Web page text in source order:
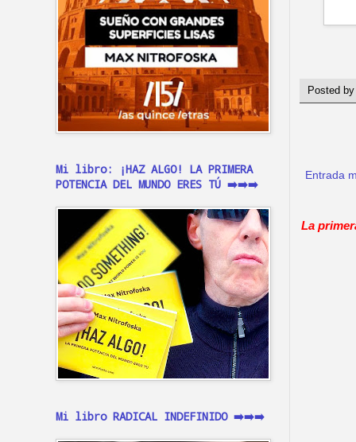
Posted
Entrada
La
Mi libro: ¡HAZ ALGO! LA PRIMERA
POTENCIA DEL MUNDO ERES TÚ ➡️➡️➡️
Mi libro RADICAL INDEFINIDO ➡️➡️➡️